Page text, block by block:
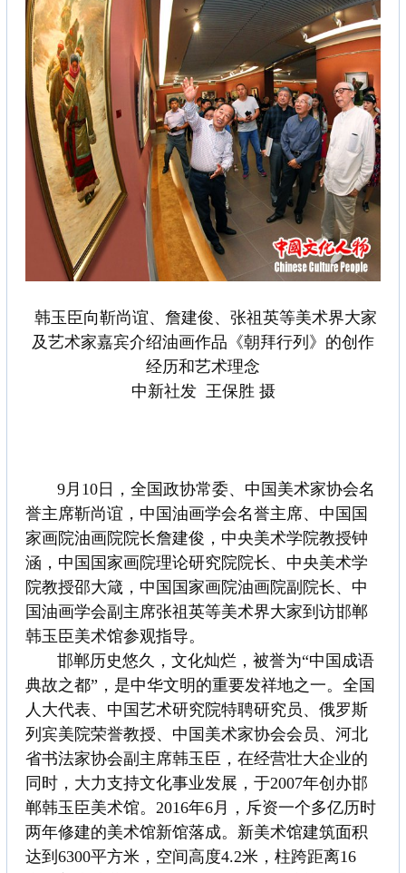
韩玉臣向靳尚谊、詹建俊、张祖英等美术界大家
及艺术家嘉宾介绍油画作品《朝拜行列》的创作
经历和艺术理念
中新社发 王保胜 摄
9月10日，全国政协常委、中国美术家协会名
誉主席靳尚谊，中国油画学会名誉主席、中国国
家画院油画院院长詹建俊，中央美术学院教授钟
涵，中国国家画院理论研究院院长、中央美术学
院教授邵大箴，中国国家画院油画院副院长、中
国油画学会副主席张祖英等美术界大家到访邯郸
韩玉臣美术馆参观指导。
邯郸历史悠久，文化灿烂，被誉为“中国成语
典故之都”，是中华文明的重要发祥地之一。全国
人大代表、中国艺术研究院特聘研究员、俄罗斯
列宾美院荣誉教授、中国美术家协会会员、河北
省书法家协会副主席韩玉臣，在经营壮大企业的
同时，大力支持文化事业发展，于2007年创办邯
郸韩玉臣美术馆。2016年6月，斥资一个多亿历时
两年修建的美术馆新馆落成。新美术馆建筑面积
达到6300平方米，空间高度4.2米，柱跨距离16